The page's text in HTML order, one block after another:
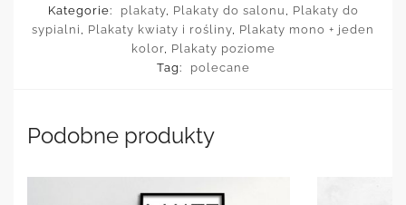
Kategorie:
plakaty, Plakaty do salonu , Plakaty do
sypialni , Plakaty kwiaty i rośliny, Plakaty mono + jeden
kolor, Plakaty poziome
Tag:
polecane
Podobne produkty